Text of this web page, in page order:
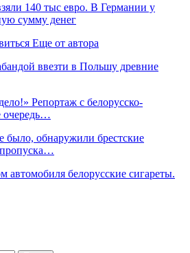
140 тыс евро. В Германии у
сумму денег
Еще от автора
ввезти в Польшу древние
Репортаж с белорусско-
очередь…
было, обнаружили брестские
автомобиля белорусские сигареты.